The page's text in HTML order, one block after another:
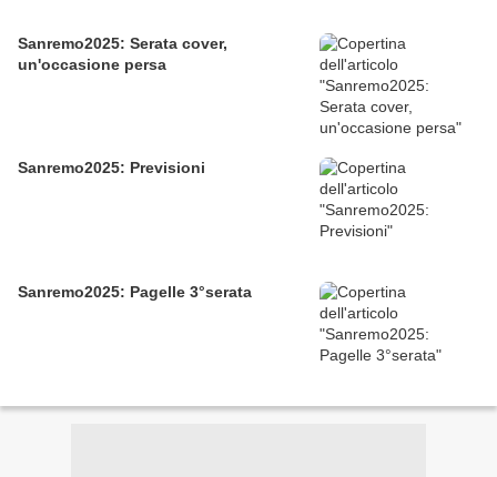
Sanremo2025: Serata cover,
un'occasione persa
Sanremo2025: Previsioni
Sanremo2025: Pagelle 3°serata